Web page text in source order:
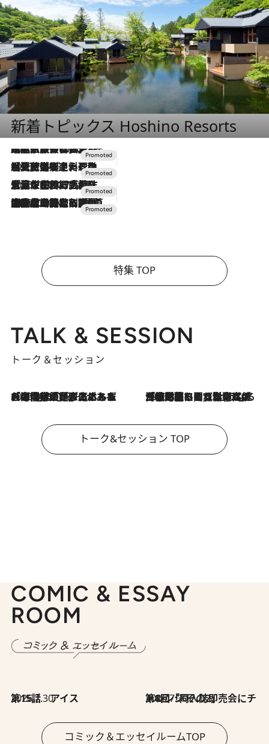
新着トピックス Hoshino Resorts
2026.7.31
【ホテル帰省】という選択肢をOMOが提案。家族とほどよい距離を保つには「昼は実家、夜は気兼ねなくホテルで！」
2026.7.24
【夏限定ディナーコース】旬を迎える稚鮎や花ズッキーニなどをイタリア・トスカーナの郷土料理の手法で満喫！
2026.7.17
「土佐和ハーブかき氷」がOMO7高知に登場！生姜、山椒、大葉など目にも舌にも涼を呼ぶ郷土の味
2026.7.10
NEW OPEN！【界 草津】名湯の地に誕生。趣の異なる2種の温泉と上州ならではの会席・蕎麦割烹など美食を味わう究極の癒やし旅
特集 TOP
TALK & SESSION
トーク＆セッション
2026.8.3
「今後値上げがあるとすれば…」「リスクがあるのは今年の冬」エネルギー専門家が語る、ホルムズ海峡封鎖が家庭にもたらす“ある心配” 2026.8.3
「住宅建てられない…」「サーチャージ料の高値が続いている」ホルムズ海峡封鎖による影響はいつまで続く？《エネルギー専門家に聞く“どうなる日本の暮らし”》
トーク&セッション TOP
COMIC & ESSAY
ROOM
2026.7.30
第15話 アイス 2026.7.30
第8回「同人誌即売会にチャレンジ その2」
コミック＆エッセイルームTOP